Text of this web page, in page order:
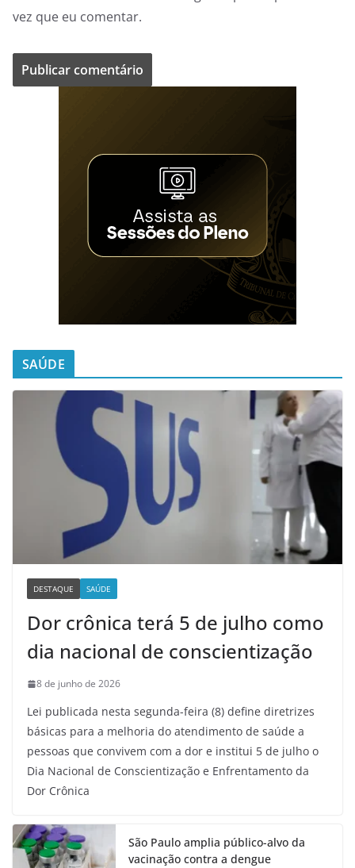
vez que eu comentar.
SAÚDE
DESTAQUE SAÚDE
Dor crônica terá 5 de julho como
dia nacional de conscientização
8 de junho de 2026
Lei publicada nesta segunda-feira (8) define diretrizes
básicas para a melhoria do atendimento de saúde a
pessoas que convivem com a dor e institui 5 de julho o
Dia Nacional de Conscientização e Enfrentamento da
Dor Crônica
São Paulo amplia público-alvo da
vacinação contra a dengue